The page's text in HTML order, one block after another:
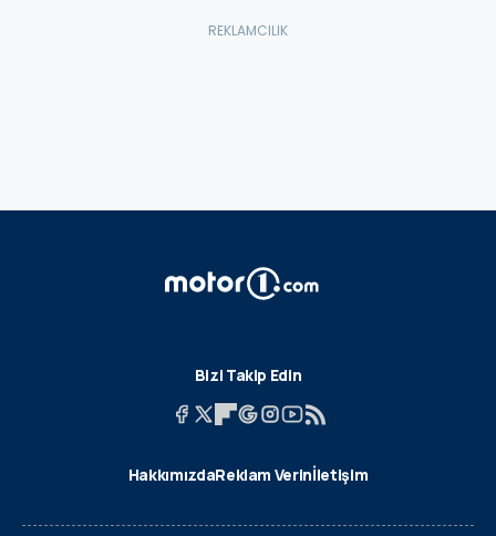
Bizi Takip Edin
HakkımızdaReklam Verinİletişim